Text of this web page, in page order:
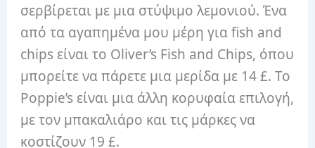
σερβίρεται με μια στύψιμο λεμονιού. Ένα
από τα αγαπημένα μου μέρη για fish and
chips είναι το Oliver’s Fish and Chips, όπου
μπορείτε να πάρετε μια μερίδα με 14 £. Το
Poppie’s είναι μια άλλη κορυφαία επιλογή,
με τον μπακαλιάρο και τις μάρκες να
κοστίζουν 19 £.